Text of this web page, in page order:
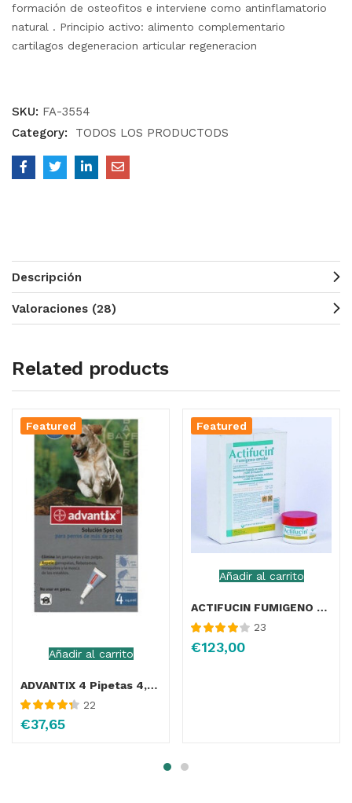
formación de osteofitos e interviene como antinflamatorio
natural . Principio activo: alimento complementario
cartilagos degeneracion articular regeneracion
SKU: FA-3554
Category:
TODOS LOS PRODUCTODS
Descripción
Valoraciones (28)
Related products
Añadir al carrito
Featured
ADVANTIX 4 Pipetas 4,0ML (+25KG)
Valorado con
4.43de 5
22
€37,65
Añadir al carrito
Featured
ACTIFUCIN FUMIGENO 6 VELAS
Valorado
con4.05
23
€123,00